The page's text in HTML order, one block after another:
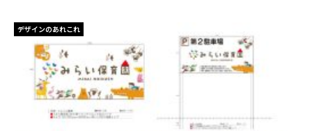
デザインのあれこれ